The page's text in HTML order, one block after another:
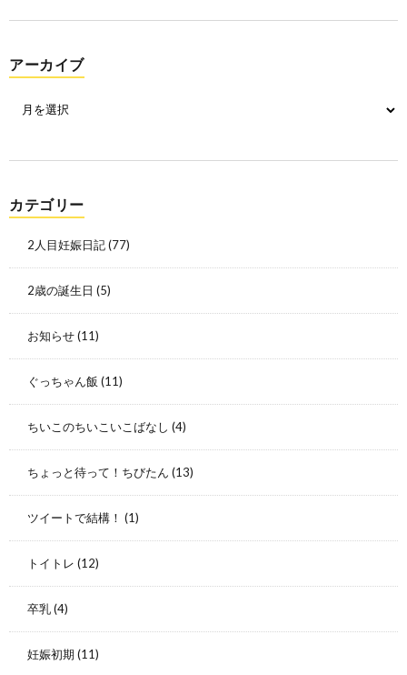
アーカイブ
カテゴリー
2人目妊娠日記(77)
2歳の誕生日 (5)
お知らせ(11)
ぐっちゃん飯 (11)
ちいこのちいこいこばなし (4)
ちょっと待って！ちびたん (13)
ツイートで結構！ (1)
トイトレ (12)
卒乳(4)
妊娠初期 (11)